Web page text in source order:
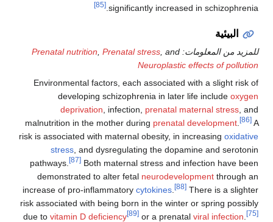
significantly increased in
Prenatal nutrition ,Prenatal stress, and
Neuroplastic
Environmental factors, each associated with
developing schizophrenia in later life
deprivation, infection,prenatal
malnutrition in the mother duringprenatal
risk is associated with maternal obesity, in
stress, and dysregulating the dopamine
pathways.
[87]Both maternal stress and
demonstrated to alter fetal
increase of pro-inflammatorycytokines.
risk associated with being born in the winter or
due tovitamin D deficiency or a prenatal